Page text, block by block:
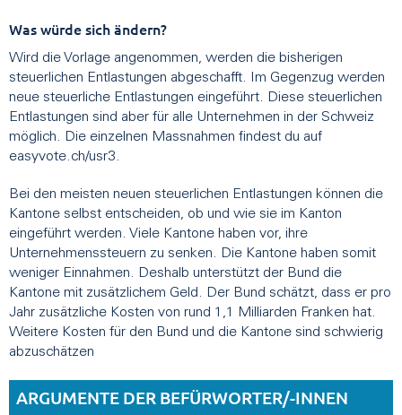
Was würde sich ändern?
Wird die Vorlage angenommen, werden die bisherigen
steuerlichen Entlastungen abgeschafft. Im Gegenzug werden
neue steuerliche Entlastungen eingeführt. Diese steuerlichen
Entlastungen sind aber für alle Unternehmen in der Schweiz
möglich. Die einzelnen Massnahmen findest du auf
easyvote.ch/usr3.
Bei den meisten neuen steuerlichen Entlastungen können die
Kantone selbst entscheiden, ob und wie sie im Kanton
eingeführt werden. Viele Kantone haben vor, ihre
Unternehmenssteuern zu senken. Die Kantone haben somit
weniger Einnahmen. Deshalb unterstützt der Bund die
Kantone mit zusätzlichem Geld. Der Bund schätzt, dass er pro
Jahr zusätzliche Kosten von rund 1,1 Milliarden Franken hat.
Weitere Kosten für den Bund und die Kantone sind schwierig
abzuschätzen
ARGUMENTE DER BEFÜRWORTER/-INNEN